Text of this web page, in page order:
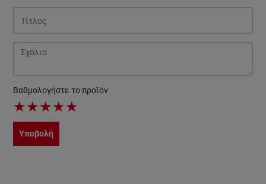
Βαθμολογήστε το προϊόν
★★★★★
Υποβολή